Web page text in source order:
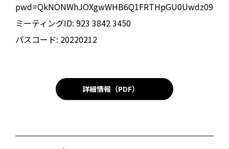
pwd=QkNONWhJOXgwWHB6Q1FRTHpGU0Uwdz09
ミーティングID: 923 3842 3450
パスコード: 20220212
詳細情報（PDF）